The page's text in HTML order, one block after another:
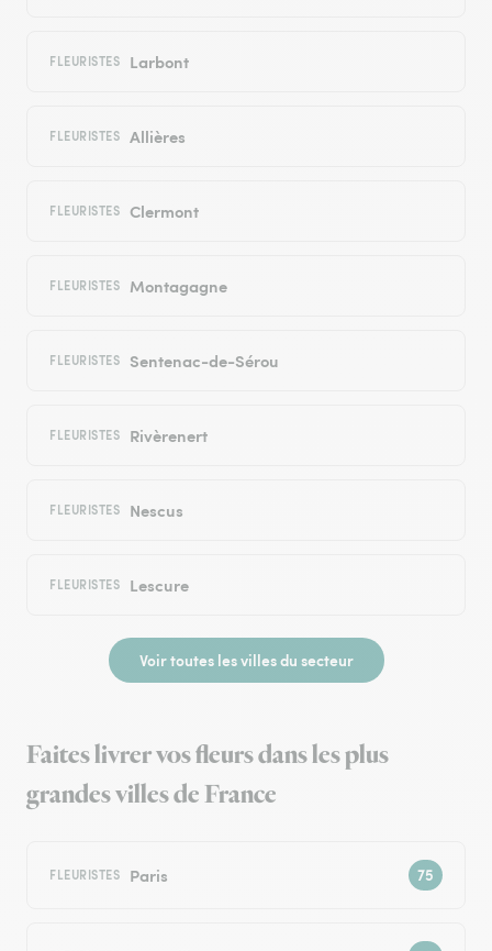
FLEURISTES Larbont
FLEURISTES Allières
FLEURISTES Clermont
FLEURISTES Montagagne
FLEURISTES Sentenac-de-Sérou
FLEURISTES Rivèrenert
FLEURISTES Nescus
FLEURISTES Lescure
Voir toutes les villes du secteur
Faites livrer vos fleurs dans les plus
grandes villes de France
FLEURISTES Paris